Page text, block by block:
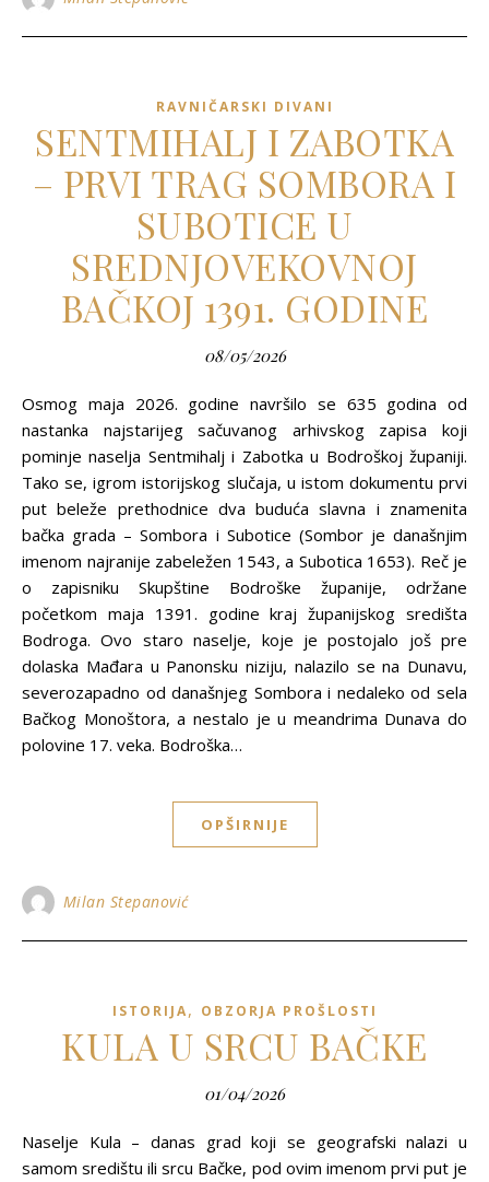
RAVNIČARSKI DIVANI
SENTMIHALJ I ZABOTKA
– PRVI TRAG SOMBORA I
SUBOTICE U
SREDNJOVEKOVNOJ
BAČKOJ 1391. GODINE
08/05/2026
Osmog maja 2026. godine navršilo se 635 godina od
nastanka najstarijeg sačuvanog arhivskog zapisa koji
pominje naselja Sentmihalj i Zabotka u Bodroškoj županiji.
Tako se, igrom istorijskog slučaja, u istom dokumentu prvi
put beleže prethodnice dva buduća slavna i znamenita
bačka grada – Sombora i Subotice (Sombor je današnjim
imenom najranije zabeležen 1543, a Subotica 1653). Reč je
o zapisniku Skupštine Bodroške županije, održane
početkom maja 1391. godine kraj županijskog središta
Bodroga. Ovo staro naselje, koje je postojalo još pre
dolaska Mađara u Panonsku niziju, nalazilo se na Dunavu,
severozapadno od današnjeg Sombora i nedaleko od sela
Bačkog Monoštora, a nestalo je u meandrima Dunava do
polovine 17. veka. Bodroška…
OPŠIRNIJE
Milan Stepanović
ISTORIJA, OBZORJA PROŠLOSTI
KULA U SRCU BAČKE
01/04/2026
Naselje Kula – danas grad koji se geografski nalazi u
samom središtu ili srcu Bačke, pod ovim imenom prvi put je